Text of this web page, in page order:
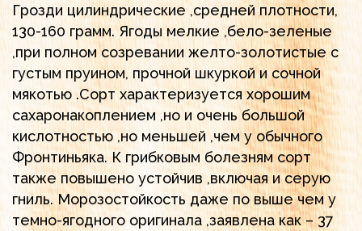
Грозди цилиндрические ,средней плотности,
130-160 грамм. Ягоды мелкие ,бело-зеленые
,при полном созревании желто-золотистые с
густым пруином, прочной шкуркой и сочной
мякотью .Сорт характеризуется хорошим
сахаронакоплением ,но и очень большой
кислотностью ,но меньшей ,чем у обычного
Фронтиньяка. К грибковым болезням сорт
также повышено устойчив ,включая и серую
гниль. Морозостойкость даже по выше чем у
темно-ягодного оригинала ,заявлена как – 37